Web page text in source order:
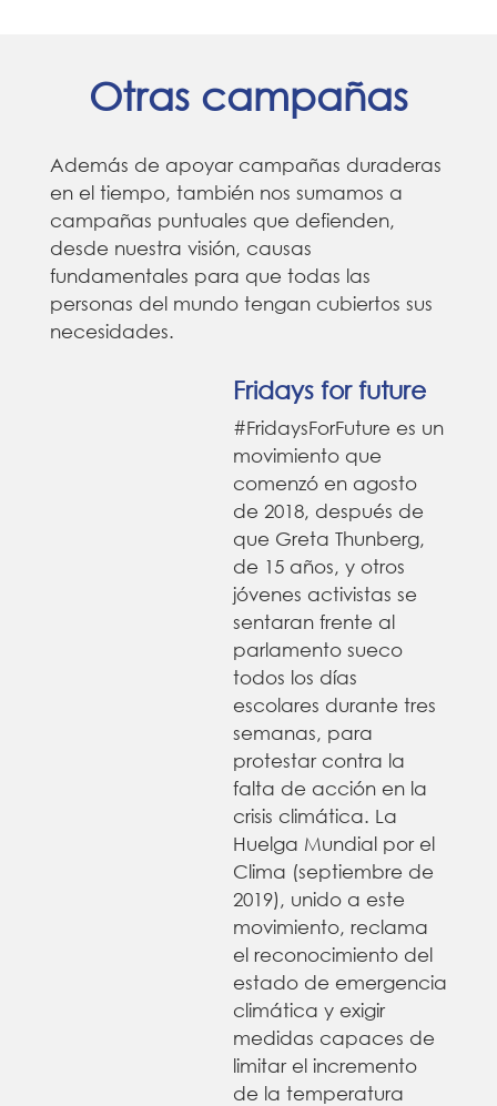
Otras campañas
Además de apoyar campañas duraderas
en el tiempo, también nos sumamos a
campañas puntuales que defienden,
desde nuestra visión, causas
fundamentales para que todas las
personas del mundo tengan cubiertos sus
necesidades.
Fridays for future
#FridaysForFuture es un
movimiento que
comenzó en agosto
de 2018, después de
que Greta Thunberg,
de 15 años, y otros
jóvenes activistas se
sentaran frente al
parlamento sueco
todos los días
escolares durante tres
semanas, para
protestar contra la
falta de acción en la
crisis climática. La
Huelga Mundial por el
Clima (septiembre de
2019), unido a este
movimiento, reclama
el reconocimiento del
estado de emergencia
climática y exigir
medidas capaces de
limitar el incremento
de la temperatura